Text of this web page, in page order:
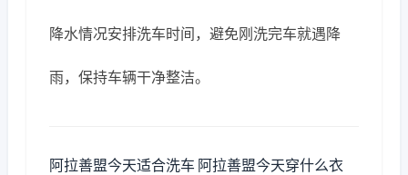
降水情况安排洗车时间，避免刚洗完车就遇降
雨，保持车辆干净整洁。
阿拉善盟今天适合洗车 阿拉善盟今天穿什么衣